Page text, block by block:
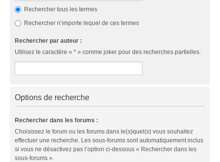
Rechercher tous les termes
Rechercher n’importe lequel de ces termes
Rechercher par auteur :
Utilisez le caractère « * » comme joker pour des recherches partielles.
Options de recherche
Rechercher dans les forums :
Choisissez le forum ou les forums dans le(s)quel(s) vous souhaitez
effectuer une recherche. Les sous-forums sont automatiquement inclus
si vous ne désactivez pas l’option ci-dessous « Rechercher dans les
sous-forums ».